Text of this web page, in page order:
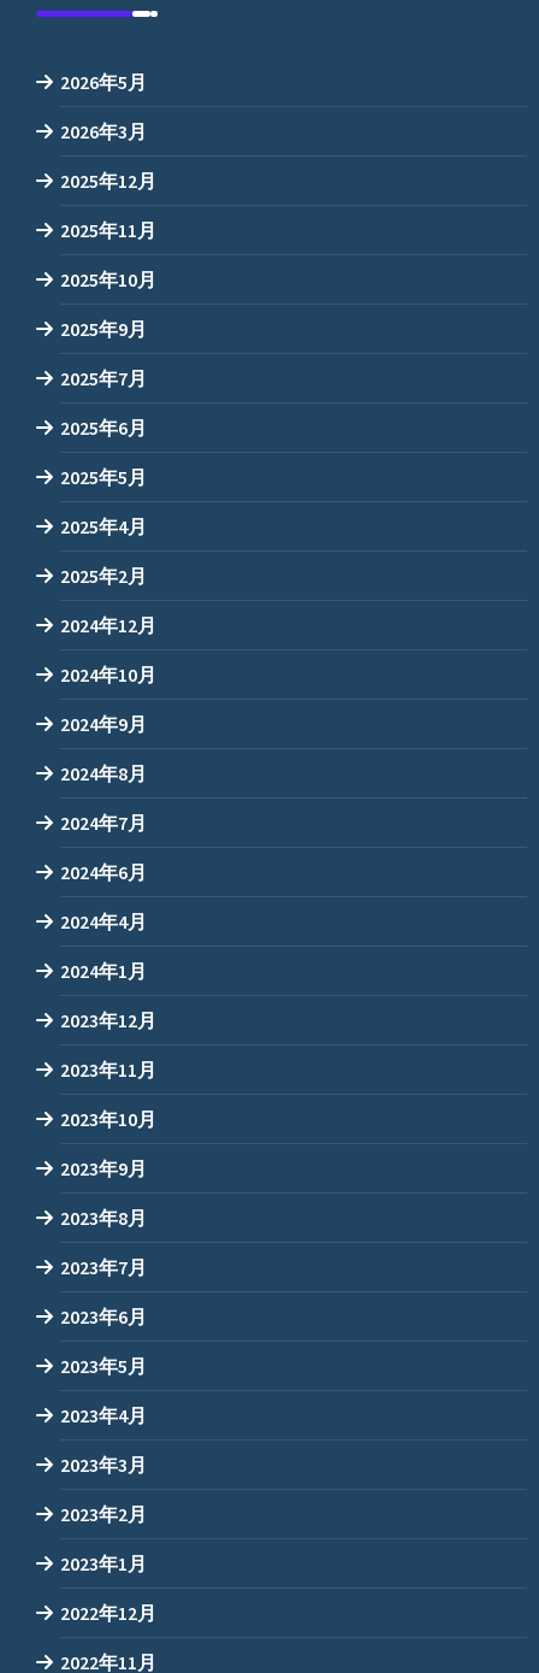
2026年5月
2026年3月
2025年12月
2025年11月
2025年10月
2025年9月
2025年7月
2025年6月
2025年5月
2025年4月
2025年2月
2024年12月
2024年10月
2024年9月
2024年8月
2024年7月
2024年6月
2024年4月
2024年1月
2023年12月
2023年11月
2023年10月
2023年9月
2023年8月
2023年7月
2023年6月
2023年5月
2023年4月
2023年3月
2023年2月
2023年1月
2022年12月
2022年11月